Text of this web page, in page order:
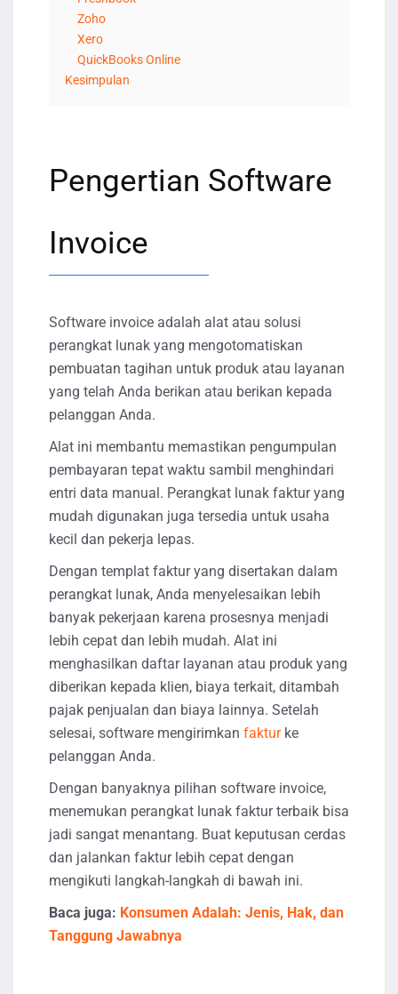
Zoho
Xero
QuickBooks Online
Kesimpulan
Pengertian Software
Invoice
Software invoice adalah alat atau solusi
perangkat lunak yang mengotomatiskan
pembuatan tagihan untuk produk atau layanan
yang telah Anda berikan atau berikan kepada
pelanggan Anda.
Alat ini membantu memastikan pengumpulan
pembayaran tepat waktu sambil menghindari
entri data manual. Perangkat lunak faktur yang
mudah digunakan juga tersedia untuk usaha
kecil dan pekerja lepas.
Dengan templat faktur yang disertakan dalam
perangkat lunak, Anda menyelesaikan lebih
banyak pekerjaan karena prosesnya menjadi
lebih cepat dan lebih mudah. Alat ini
menghasilkan daftar layanan atau produk yang
diberikan kepada klien, biaya terkait, ditambah
pajak penjualan dan biaya lainnya. Setelah
selesai, software mengirimkan faktur ke
pelanggan Anda.
Dengan banyaknya pilihan software invoice,
menemukan perangkat lunak faktur terbaik bisa
jadi sangat menantang. Buat keputusan cerdas
dan jalankan faktur lebih cepat dengan
mengikuti langkah-langkah di bawah ini.
Baca juga: Konsumen Adalah: Jenis, Hak, dan
Tanggung Jawabnya